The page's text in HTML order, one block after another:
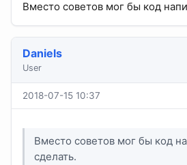
Вместо советов мог бы код
Daniels
User
2018-07-15 10:37
Вместо советов мог бы код
сделать.